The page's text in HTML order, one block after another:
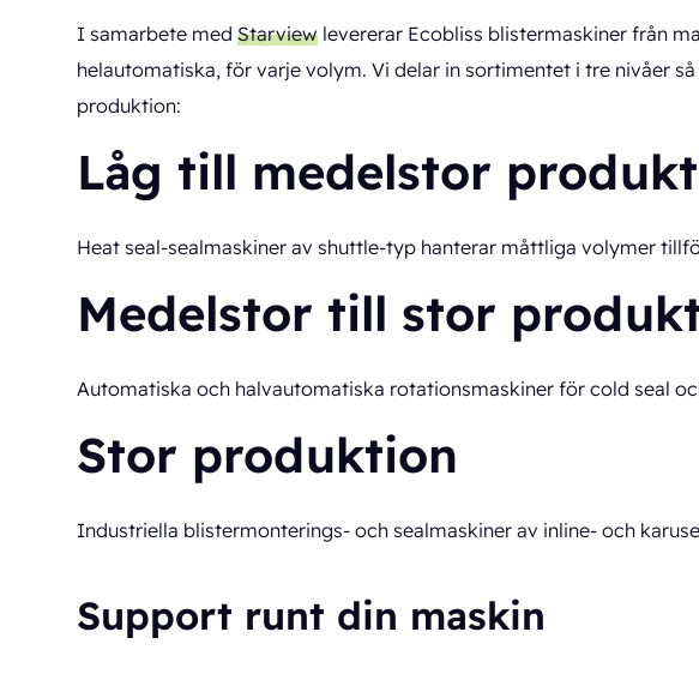
I samarbete med Starview levererar Ecobliss blistermaskiner från
helautomatiska, för varje volym. Vi delar in sortimentet i tre nivåer
produktion:
Låg till medelstor
Heat seal-sealmaskiner av shuttle-typ hanterar måttliga volymer
Medelstor till stor
Automatiska och halvautomatiska rotationsmaskiner för cold seal
Stor produktion
Industriella blistermonterings- och sealmaskiner av inline- och
Support runt din maskin